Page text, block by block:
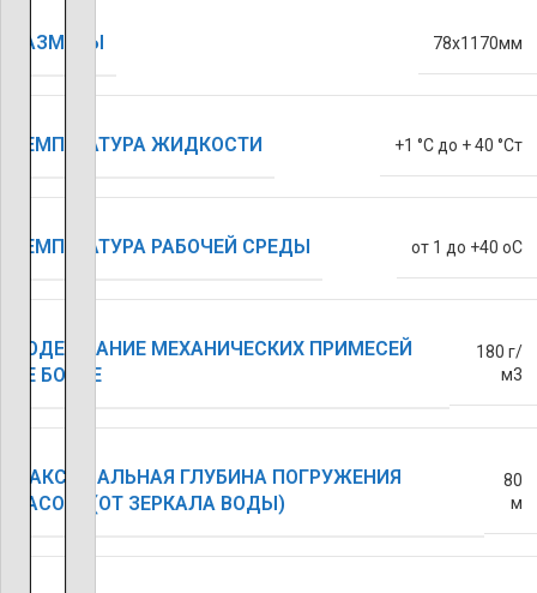
РАЗМЕРЫ 78х1170мм
ТЕМПЕРАТУРА ЖИДКОСТИ +1 °С до + 40 °Ст
ТЕМПЕРАТУРА РАБОЧЕЙ СРЕДЫ от 1 до +40 oC
СОДЕРЖАНИЕ МЕХАНИЧЕСКИХ ПРИМЕСЕЙ
НЕ БОЛЕЕ
180 г/
м3
МАКСИМАЛЬНАЯ ГЛУБИНА ПОГРУЖЕНИЯ
НАСОСА(ОТ ЗЕРКАЛА ВОДЫ)
80
м